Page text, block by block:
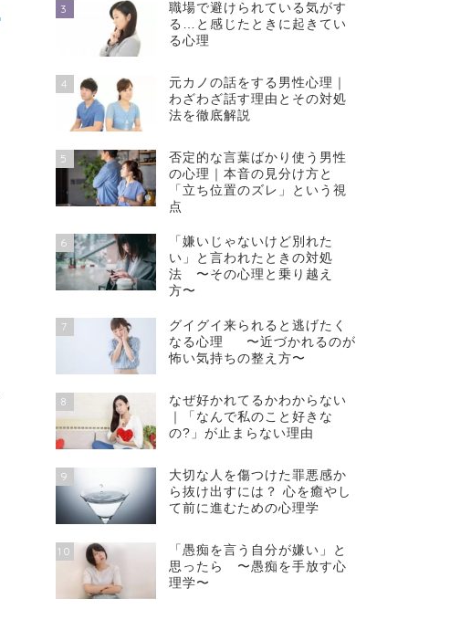
3
職場で避けられている気がす
る…と感じたときに起きてい
る心理
4
元カノの話をする男性心理｜
わざわざ話す理由とその対処
法を徹底解説
5
否定的な言葉ばかり使う男性
の心理｜本音の見分け方と
「立ち位置のズレ」という視
点
6
「嫌いじゃないけど別れた
い」と言われたときの対処
法 〜その心理と乗り越え
方〜
7
グイグイ来られると逃げたく
なる心理 〜近づかれるのが
怖い気持ちの整え方〜
8
なぜ好かれてるかわからない
｜「なんで私のこと好きな
の?」が止まらない理由
9
大切な人を傷つけた罪悪感か
ら抜け出すには？ 心を癒やし
て前に進むための心理学
10
「愚痴を言う自分が嫌い」と
思ったら 〜愚痴を手放す心
理学〜